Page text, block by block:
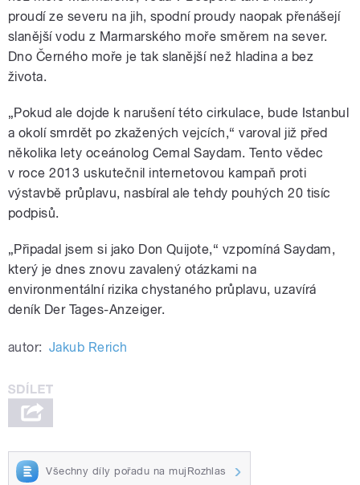
proudí ze severu na jih, spodní proudy naopak přenášejí
slanější vodu z Marmarského moře směrem na sever.
Dno Černého moře je tak slanější než hladina a bez
života.
„Pokud ale dojde k narušení této cirkulace, bude Istanbul
a okolí smrdět po zkažených vejcích,“ varoval již před
několika lety oceánolog Cemal Saydam. Tento vědec
v roce 2013 uskutečnil internetovou kampaň proti
výstavbě průplavu, nasbíral ale tehdy pouhých 20 tisíc
podpisů.
„Připadal jsem si jako Don Quijote,“ vzpomíná Saydam,
který je dnes znovu zavalený otázkami na
environmentální rizika chystaného průplavu, uzavírá
deník Der Tages-Anzeiger.
autor: Jakub Rerich
Všechny díly pořadu na mujRozhlas